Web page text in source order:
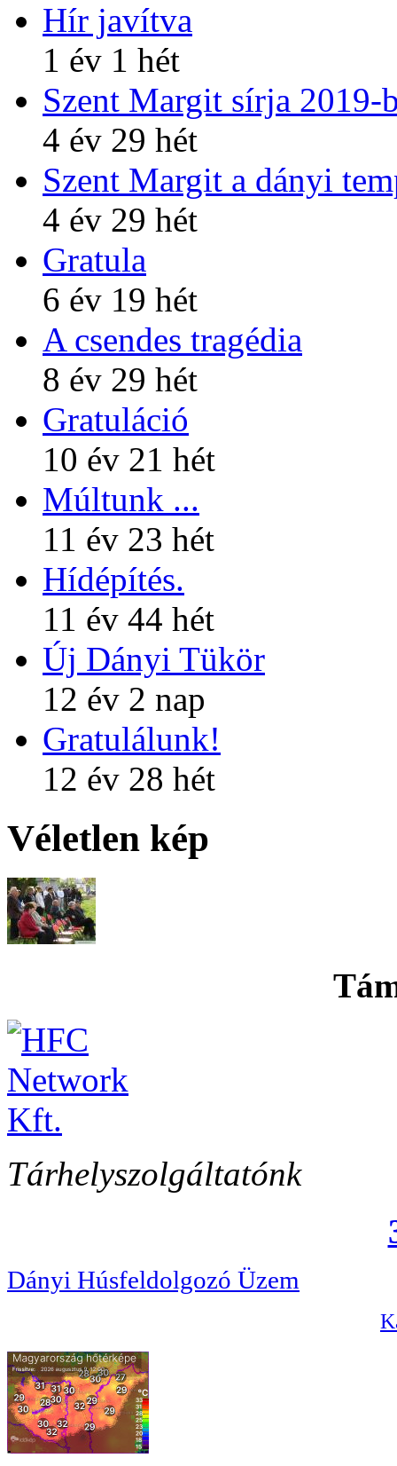
Hír javítva
1 év 1 hét
Szent Margit sírja 2019-
4 év 29 hét
Szent Margit a dányi
4 év 29 hét
Gratula
6 év 19 hét
A csendes tragédia
8 év 29 hét
Gratuláció
10 év 21 hét
Múltunk ...
11 év 23 hét
Hídépítés.
11 év 44 hét
Új Dányi Tükör
12 év 2 nap
Gratulálunk!
12 év 28 hét
Véletlen kép
Tárhelyszolgáltatónk
Dányi Húsfeldolgozó Üzem